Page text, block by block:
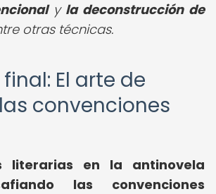
y la deconstrucción de
otras técnicas.
El arte de
convenciones
literarias en la antinovela
las convenciones